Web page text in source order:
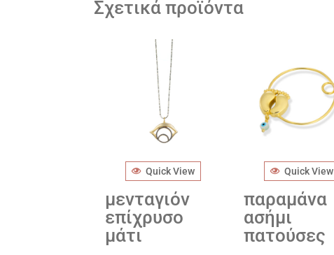
Σχετικά προϊόντα
Quick View
μενταγιόν
επίχρυσο
μάτι
Quick View
παραμάνα
ασήμι
πατούσες